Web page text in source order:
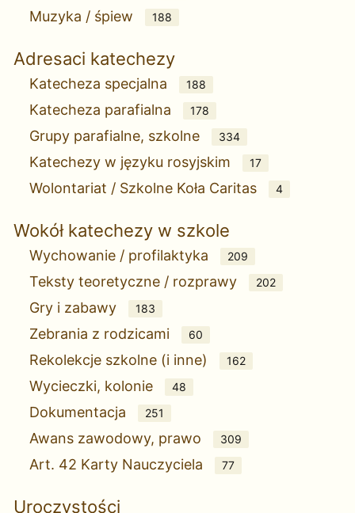
Muzyka / śpiew 188
Adresaci katechezy
Katecheza specjalna 188
Katecheza parafialna 178
Grupy parafialne, szkolne 334
Katechezy w języku rosyjskim 17
Wolontariat / Szkolne Koła Caritas 4
Wokół katechezy w szkole
Wychowanie / profilaktyka 209
Teksty teoretyczne / rozprawy 202
Gry i zabawy 183
Zebrania z rodzicami 60
Rekolekcje szkolne (i inne) 162
Wycieczki, kolonie 48
Dokumentacja 251
Awans zawodowy, prawo 309
Art. 42 Karty Nauczyciela 77
Uroczystości